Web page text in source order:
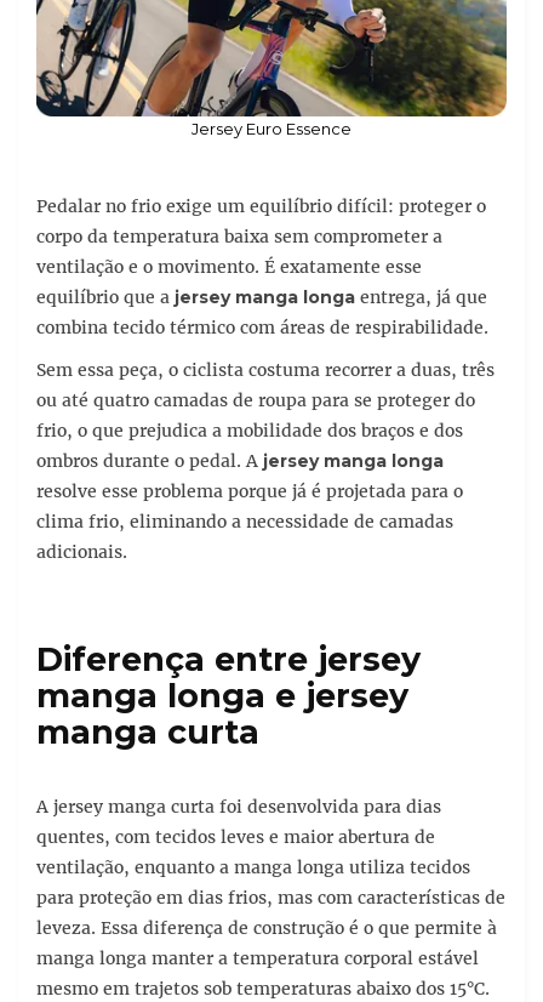
Jersey Euro Essence
Pedalar no frio exige um equilíbrio difícil: proteger o
corpo da temperatura baixa sem comprometer a
ventilação e o movimento. É exatamente esse
equilíbrio que a jersey manga longa entrega, já que
combina tecido térmico com áreas de respirabilidade.
Sem essa peça, o ciclista costuma recorrer a duas, três
ou até quatro camadas de roupa para se proteger do
frio, o que prejudica a mobilidade dos braços e dos
ombros durante o pedal. A jersey manga longa
resolve esse problema porque já é projetada para o
clima frio, eliminando a necessidade de camadas
adicionais.
Diferença entre jersey
manga longa e jersey
manga curta
A jersey manga curta foi desenvolvida para dias
quentes, com tecidos leves e maior abertura de
ventilação, enquanto a manga longa utiliza tecidos
para proteção em dias frios, mas com características de
leveza. Essa diferença de construção é o que permite à
manga longa manter a temperatura corporal estável
mesmo em trajetos sob temperaturas abaixo dos 15°C.